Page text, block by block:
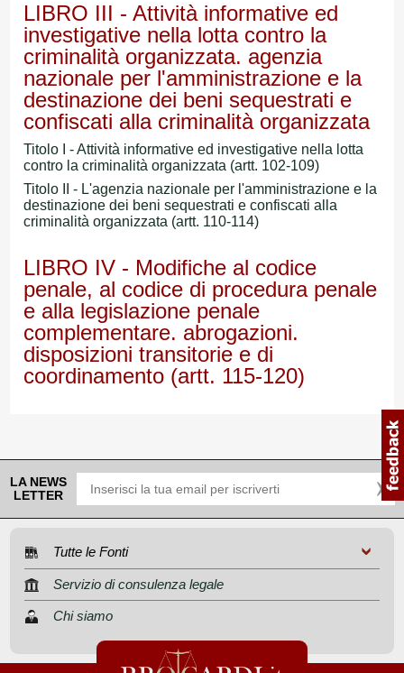
LIBRO III - Attività informative ed
investigative nella lotta contro la
criminalità organizzata. agenzia
nazionale per l'amministrazione e la
destinazione dei beni sequestrati e
confiscati alla criminalità organizzata
Titolo I - Attività informative ed investigative nella lotta
contro la criminalità organizzata (artt. 102-109)
Titolo II - L'agenzia nazionale per l'amministrazione e la
destinazione dei beni sequestrati e confiscati alla
criminalità organizzata (artt. 110-114)
LIBRO IV - Modifiche al codice
penale, al codice di procedura penale
e alla legislazione penale
complementare. abrogazioni.
disposizioni transitorie e di
coordinamento (artt. 115-120)
LA NEWS
LETTER
Tutte le Fonti
Servizio di consulenza legale
Chi siamo